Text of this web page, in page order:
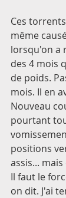
Ces
même
lorsqu'on a
des 4 mois
de poids.
mois. Il en
Nouveau
pourtant
positions
assis...
Il faut le
on dit. J'ai